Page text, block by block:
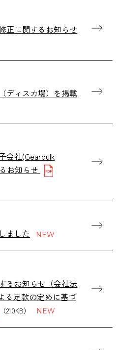
正に関するお知らせ
ディスカ場）を掲載
会社(Gearbulk
お知らせ
ました
るお知らせ（会社法
る定款の定めに基づ
（210KB）